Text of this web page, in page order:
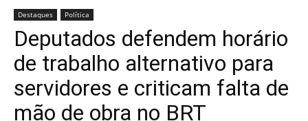
Destaques Política
Deputados defendem horário
de trabalho alternativo para
servidores e criticam falta de
mão de obra no BRT